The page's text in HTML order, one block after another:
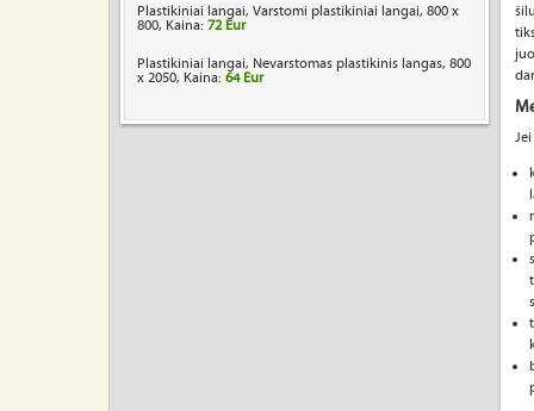
Plastikiniai langai, Varstomi plastikiniai langai, 800 x
800, Kaina: 72 Eur
Plastikiniai langai, Nevarstomas plastikinis langas, 800
x 2050, Kaina: 64 Eur